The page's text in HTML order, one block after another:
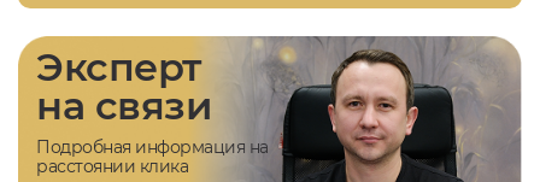
Эксперт
на связи
Подробная информация на
расстоянии клика